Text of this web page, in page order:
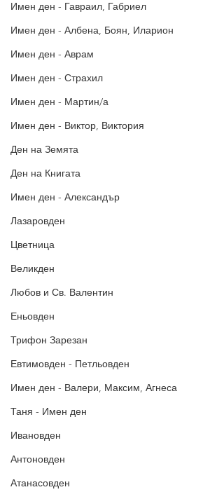
Имен ден - Гавраил, Габриел
Имен ден - Албена, Боян, Иларион
Имен ден - Аврам
Имен ден - Страхил
Имен ден - Мартин/а
Имен ден - Виктор, Виктория
Ден на Земята
Ден на Книгата
Имен ден - Александър
Лазаровден
Цветница
Великден
Любов и Св. Валентин
Еньовден
Трифон Зарезан
Евтимовден - Петльовден
Имен ден - Валери, Максим, Агнеса
Таня - Имен ден
Ивановден
Антоновден
Атанасовден